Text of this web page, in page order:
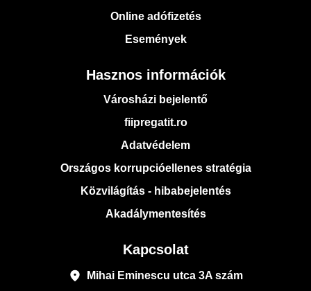
Online adófizetés
Események
Hasznos információk
Városházi bejelentő
fiipregatit.ro
Adatvédelem
Országos korrupcióellenes stratégia
Közvilágítás - hibabejelentés
Akadálymentesítés
Kapcsolat
place Mihai Eminescu utca 3A szám